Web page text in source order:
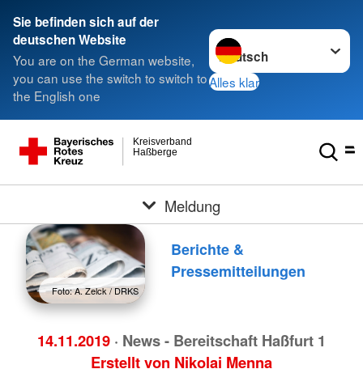
Sie befinden sich auf der
deutschen Website
You are on the German website,
you can use the switch to switch to
the English one
Sprache wechseln zu
Alles klar
Haßberge
Kreisverband
Meldung
Foto: A. Zelck / DRKS
Berichte &
Pressemitteilungen
14.11.2019 · News - Bereitschaft Haßfurt 1
Erstellt von Nikolai Menna